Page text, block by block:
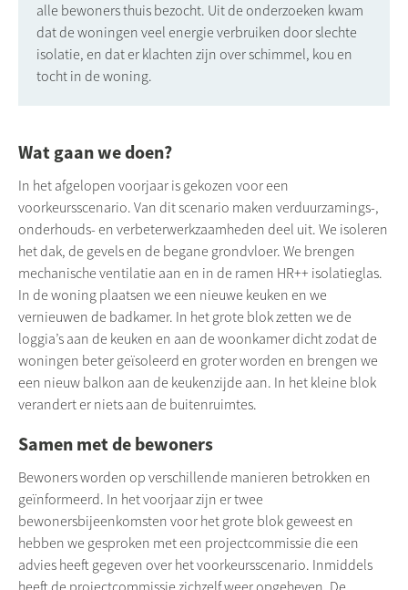
alle bewoners thuis bezocht. Uit de onderzoeken kwam
dat de woningen veel energie verbruiken door slechte
isolatie, en dat er klachten zijn over schimmel, kou en
tocht in de woning.
Wat gaan we doen?
In het afgelopen voorjaar is gekozen voor een
voorkeursscenario. Van dit scenario maken verduurzamings-,
onderhouds- en verbeterwerkzaamheden deel uit. We isoleren
het dak, de gevels en de begane grondvloer. We brengen
mechanische ventilatie aan en in de ramen HR++ isolatieglas.
In de woning plaatsen we een nieuwe keuken en we
vernieuwen de badkamer. In het grote blok zetten we de
loggia’s aan de keuken en aan de woonkamer dicht zodat de
woningen beter geïsoleerd en groter worden en brengen we
een nieuw balkon aan de keukenzijde aan. In het kleine blok
verandert er niets aan de buitenruimtes.
Samen met de bewoners
Bewoners worden op verschillende manieren betrokken en
geïnformeerd. In het voorjaar zijn er twee
bewonersbijeenkomsten voor het grote blok geweest en
hebben we gesproken met een projectcommissie die een
advies heeft gegeven over het voorkeursscenario. Inmiddels